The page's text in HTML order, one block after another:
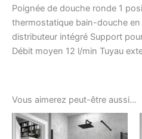
Poignée de douche ronde 1
thermostatique bain-douche
distributeur intégré Support
Débit moyen 12 l/min Tuyau
Vous aimerez peut-être aussi…
produit